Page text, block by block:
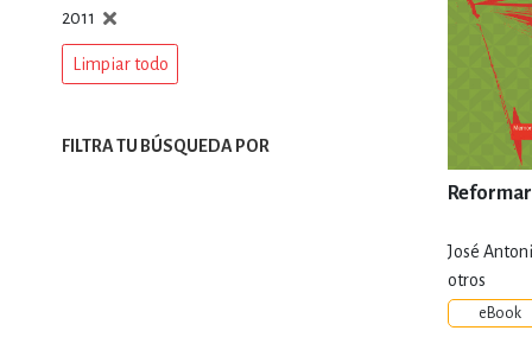
ESTILOS DE
INFANTILES,
José
otros
eBook
2011
Limpiar todo
FILTRA TU BÚSQUEDA POR